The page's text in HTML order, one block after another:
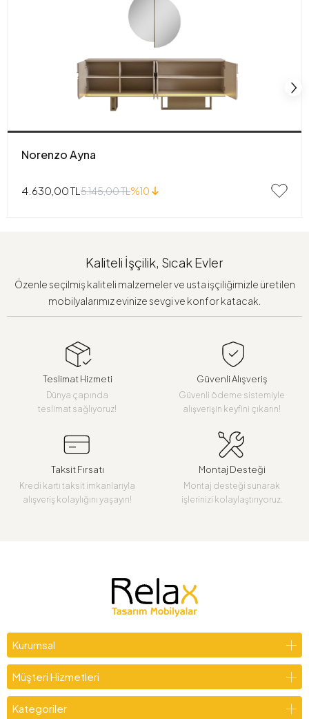
Norenzo Ayna
4.630,00 TL 5.145,00 TL%10
Kaliteli İşçilik, Sıcak Evler
Özenle seçilmiş kaliteli malzemeler ve usta işçiliğimizle üretilen
mobilyalarımız evinize sevgi ve konfor katacak.
Teslimat Hizmeti
Dünya çapında
teslimat sağlıyoruz!
Güvenli Alışveriş
Güvenli ödeme sistemiyle
alışverişin keyfini çıkarın!
Taksit Fırsatı
Kredi kartı taksit imkanlarıyla
alışveriş kolaylığını yaşayın!
Montaj Desteği
Montaj desteği sunarak
işlerinizi kolaylaştırıyoruz.
Kurumsal
Müşteri Hizmetleri
Kategoriler